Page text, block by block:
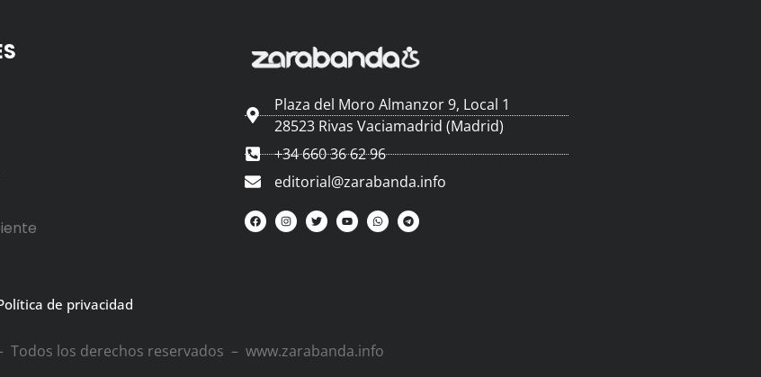
Plaza del Moro Almanzor 9, Local 1
28523 Rivas Vaciamadrid (Madrid)
+34 660 36 62 96
editorial@zarabanda.info
de privacidad
Todos los derechos reservados – www.zarabanda.info